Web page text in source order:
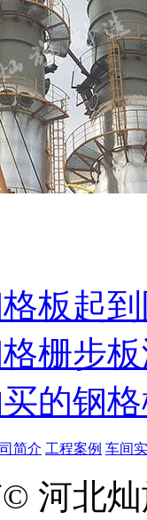
板起
栅步
的钢
简介 工程案例 车间
河北